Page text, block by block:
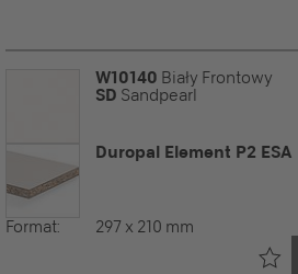
W10140 Biały Frontowy
SD Sandpearl
Duropal Element P2 ESA
Format: 297 x 210 mm